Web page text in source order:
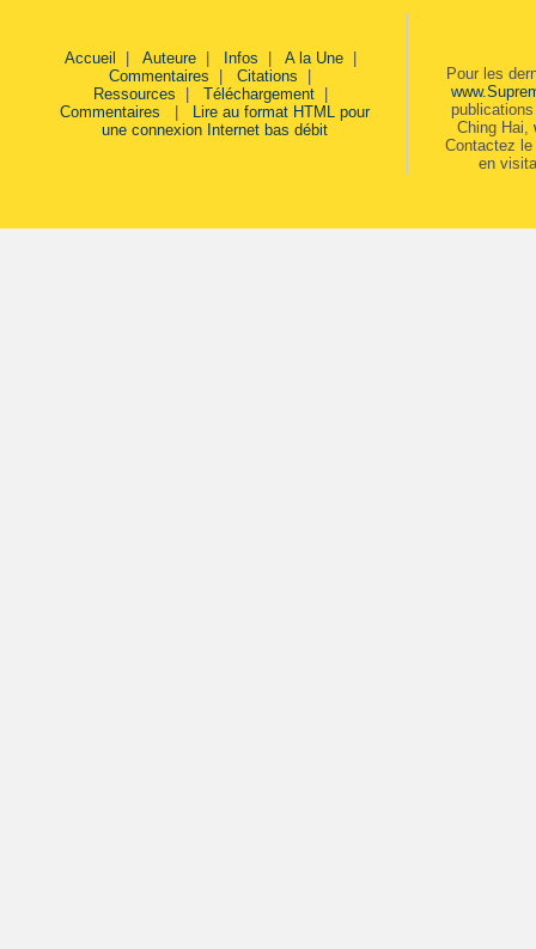
Accueil Auteure| Infos A la Une|
Commentaires
Citations
Ressources
Téléchargement|
Commentaires
Lire au format HTML pour
une connexion Internet bas débit
Pour les
Ching Hai,
Contactez
en